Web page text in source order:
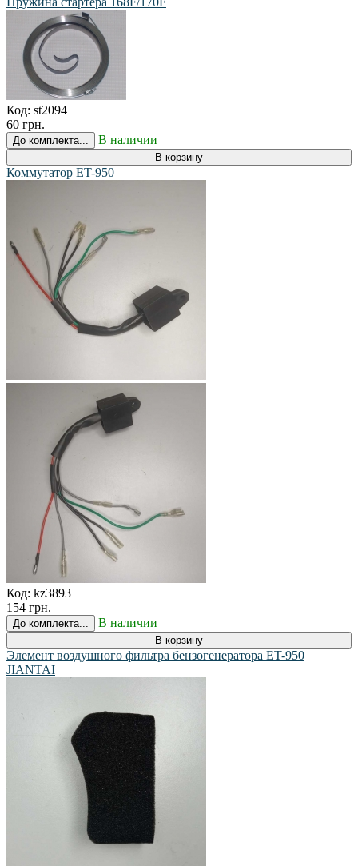
Код: st2094
60 грн.
До комплекта... В наличии
В корзину
Коммутатор ET-950
Код: kz3893
154 грн.
До комплекта... В наличии
В корзину
Элемент воздушного фильтра бензогенератора ET-950
JIANTAI